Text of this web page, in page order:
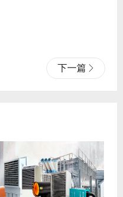
下一篇